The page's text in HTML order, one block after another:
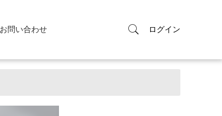
お問い合わせ ログイン